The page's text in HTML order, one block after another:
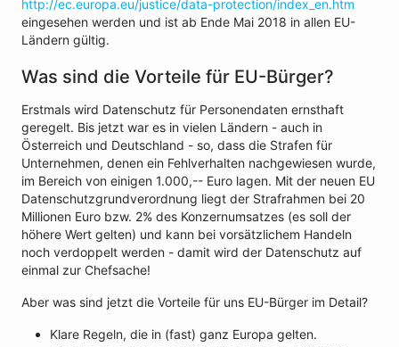
http://ec.europa.eu/justice/data-protection/index_en.htm
eingesehen werden und ist ab Ende Mai 2018 in allen EU-
Ländern gültig.
Was sind die Vorteile für EU-Bürger?
Erstmals wird Datenschutz für Personendaten ernsthaft
geregelt. Bis jetzt war es in vielen Ländern - auch in
Österreich und Deutschland - so, dass die Strafen für
Unternehmen, denen ein Fehlverhalten nachgewiesen wurde,
im Bereich von einigen 1.000,-- Euro lagen. Mit der neuen EU
Datenschutzgrundverordnung liegt der Strafrahmen bei 20
Millionen Euro bzw. 2% des Konzernumsatzes (es soll der
höhere Wert gelten) und kann bei vorsätzlichem Handeln
noch verdoppelt werden - damit wird der Datenschutz auf
einmal zur Chefsache!
Aber was sind jetzt die Vorteile für uns EU-Bürger im Detail?
Klare Regeln, die in (fast) ganz Europa gelten.